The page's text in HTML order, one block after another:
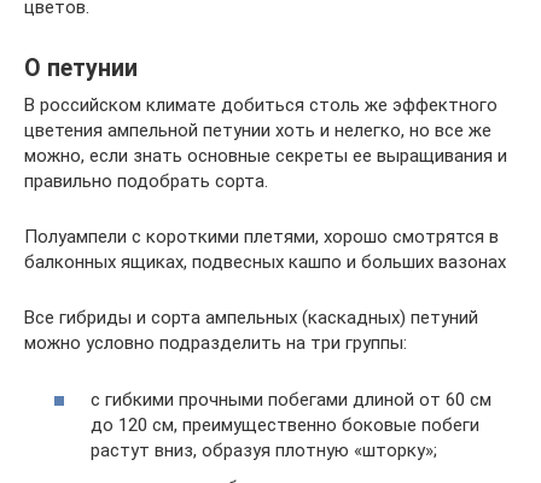
цветов.
О петунии
В российском климате добиться столь же эффектного
цветения ампельной петунии хоть и нелегко, но все же
можно, если знать основные секреты ее выращивания и
правильно подобрать сорта.
Полуампели с короткими плетями, хорошо смотрятся в
балконных ящиках, подвесных кашпо и больших вазонах
Все гибриды и сорта ампельных (каскадных) петуний
можно условно подразделить на три группы:
с гибкими прочными побегами длиной от 60 см
до 120 см, преимущественно боковые побеги
растут вниз, образуя плотную «шторку»;